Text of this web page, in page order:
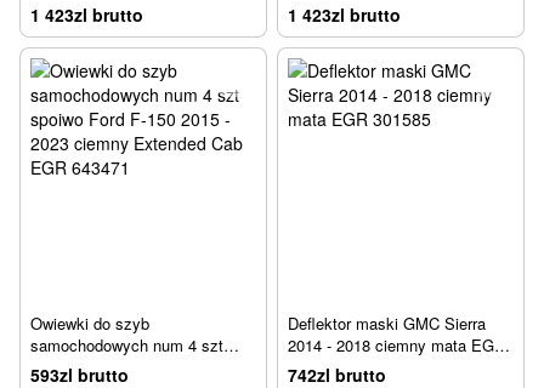
1 423zl brutto 1 423zl brutto
Owiewki do szyb
samochodowych num 4 szt
spoiwo Ford F-150 2015 - 2023
593zl brutto
Deflektor maski GMC Sierra
2014 - 2018 ciemny mata EGR
301585
742zl brutto